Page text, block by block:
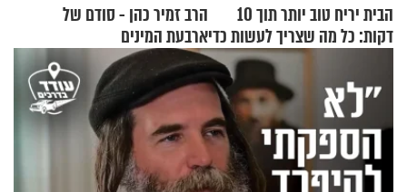
הבית יריח טוב יותר תוך 10
דקות: כל מה שצריך לעשות כדי
לרענן את הבית
הרב זמיר כהן - סודם של
ארבעת המינים